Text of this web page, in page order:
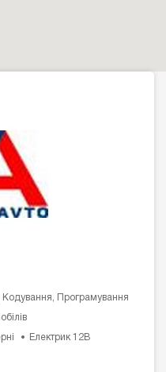
Кодування, Програмування
Електрик 12В